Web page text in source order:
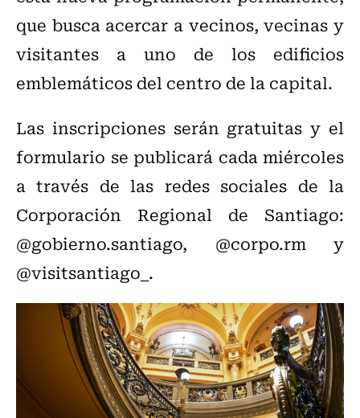
que busca acercar a vecinos, vecinas y
visitantes a uno de los edificios
emblemáticos del centro de la capital.
Las inscripciones serán gratuitas y el
formulario se publicará cada miércoles
a través de las redes sociales de la
Corporación Regional de Santiago:
@gobierno.santiago, @corpo.rm y
@visitsantiago_.